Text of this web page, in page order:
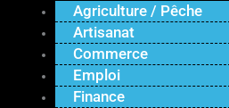
Agriculture / Pêche
Artisanat
Commerce
Emploi
Finance